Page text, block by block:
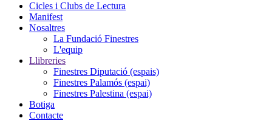
Cicles i Clubs de Lectura
Manifest
Nosaltres
La Fundació Finestres
L'equip
Llibreries
Finestres Diputació (espais)
Finestres Palamós (espai)
Finestres Palestina (espai)
Botiga
Contacte